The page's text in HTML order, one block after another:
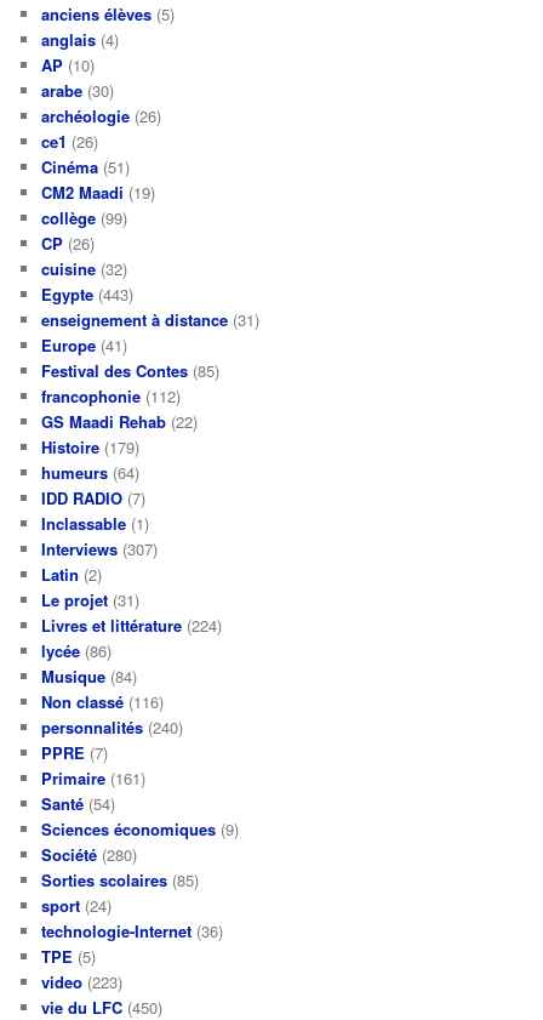
anciens élèves (5)
anglais (4)
AP (10)
arabe (30)
archéologie (26)
ce1 (26)
Cinéma (51)
CM2 Maadi (19)
collège (99)
CP (26)
cuisine (32)
Egypte (443)
enseignement à distance (31)
Europe (41)
Festival des Contes (85)
francophonie (112)
GS Maadi Rehab (22)
Histoire (179)
humeurs (64)
IDD RADIO (7)
Inclassable (1)
Interviews (307)
Latin (2)
Le projet (31)
Livres et littérature (224)
lycée (86)
Musique (84)
Non classé (116)
personnalités (240)
PPRE (7)
Primaire (161)
Santé (54)
Sciences économiques (9)
Société (280)
Sorties scolaires (85)
sport (24)
technologie-Internet (36)
TPE (5)
video (223)
vie du LFC (450)